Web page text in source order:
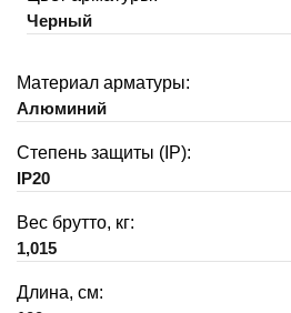
Черный
Материал арматуры:
Алюминий
Степень защиты (IP):
IP20
Вес брутто, кг:
1,015
Длина, см: